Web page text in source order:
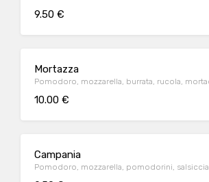
9.50 €
Mortazza
Pomodoro, mozzarella, burrata, rucola,
10.00 €
Campania
Pomodoro, mozzarella, pomodorini, salsiccia